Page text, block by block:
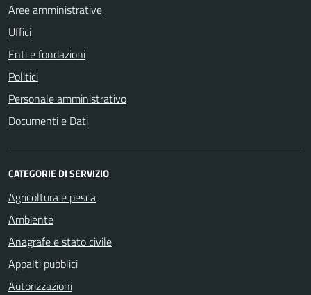
Aree amministrative
Uffici
Enti e fondazioni
Politici
Personale amministrativo
Documenti e Dati
CATEGORIE DI SERVIZIO
Agricoltura e pesca
Ambiente
Anagrafe e stato civile
Appalti pubblici
Autorizzazioni